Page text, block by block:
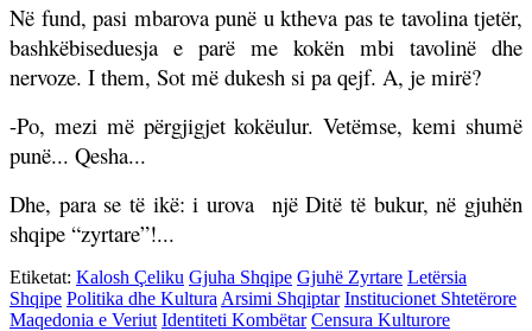
Në fund, pasi mbarova punë u ktheva pas te tavolina tjetër,
bashkëbiseduesja e parë me kokën mbi tavolinë dhe
nervoze. I them, Sot më dukesh si pa qejf. A, je mirë?
-Po, mezi më përgjigjet kokëulur. Vetëmse, kemi shumë
punë... Qesha...
Dhe, para se të ikë: i urova një Ditë të bukur, në gjuhën
shqipe “zyrtare”!...
Etiketat: Kalosh Çeliku Gjuha Shqipe Gjuhë Zyrtare Letërsia
Shqipe Politika dhe Kultura Arsimi Shqiptar Institucionet Shtetërore
Maqedonia e Veriut Identiteti Kombëtar Censura Kulturore